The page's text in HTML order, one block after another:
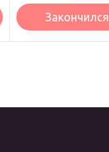
Закончился